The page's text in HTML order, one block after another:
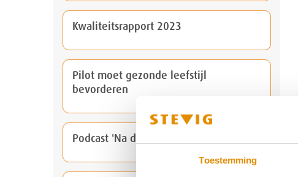
Toestemming
Kwaliteitsrapport 2023
Pilot moet gezonde leefstijl
bevorderen
Podcast 'Na de daad'